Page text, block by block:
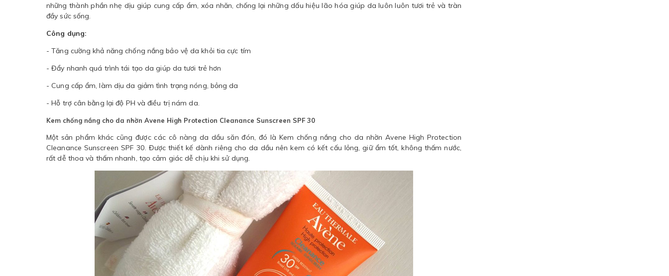
những thành phần nhẹ dịu giúp cung cấp ẩm, xóa nhăn, chống lại những dấu hiệu lão hóa giúp da luôn luôn tươi trẻ và tràn
đầy sức sống.
Công dụng:
- Tăng cường khả năng chống nắng bảo vệ da khỏi tia cực tím
- Đẩy nhanh quá trình tái tạo da giúp da tươi trẻ hơn
- Cung cấp ẩm, làm dịu da giảm tình trạng nóng, bỏng da
- Hỗ trợ cân bằng lại độ PH và điều trị nám da.
Kem chống nắng cho da nhờn Avene High Protection Cleanance Sunscreen SPF 30
Một sản phẩm khác cũng được các cô nàng da dầu săn đón, đó là Kem chống nắng cho da nhờn Avene High Protection
Cleanance Sunscreen SPF 30. Được thiết kế dành riêng cho da dầu nên kem có kết cấu lỏng, giữ ẩm tốt, không thấm nước,
rất dễ thoa và thấm nhanh, tạo cảm giác dễ chịu khi sử dụng.